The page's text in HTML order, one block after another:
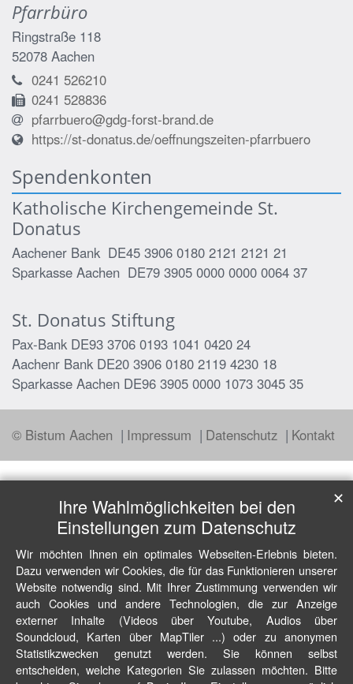
Pfarrbüro
Ringstraße 118
52078 Aachen
0241 526210
0241 528836
pfarrbuero@gdg-forst-brand.de
https://st-donatus.de/oeffnungszeiten-pfarrbuero
Spendenkonten
Katholische Kirchengemeinde St.
Donatus
Aachener Bank DE45 3906 0180 2121 2121 21
Sparkasse Aachen DE79 3905 0000 0000 0064 37
St. Donatus Stiftung
Pax-Bank DE93 3706 0193 1041 0420 24
Aachenr Bank DE20 3906 0180 2119 4230 18
Sparkasse Aachen DE96 3905 0000 1073 3045 35
© Bistum Aachen Impressum Datenschutz Kontakt
Ihre Wahlmöglichkeiten bei den
Einstellungen zum Datenschutz
Wir möchten Ihnen ein optimales Webseiten-Erlebnis bieten.
Dazu verwenden wir Cookies, die für das Funktionieren unserer
Website notwendig sind. Mit Ihrer Zustimmung verwenden wir
auch Cookies und andere Technologien, die zur Anzeige
externer Inhalte (Videos über Youtube, Audios über
Soundcloud, Karten über MapTiler ...) oder zu anonymen
Statistikzwecken genutzt werden. Sie können selbst
entscheiden, welche Kategorien Sie zulassen möchten. Bitte
✕